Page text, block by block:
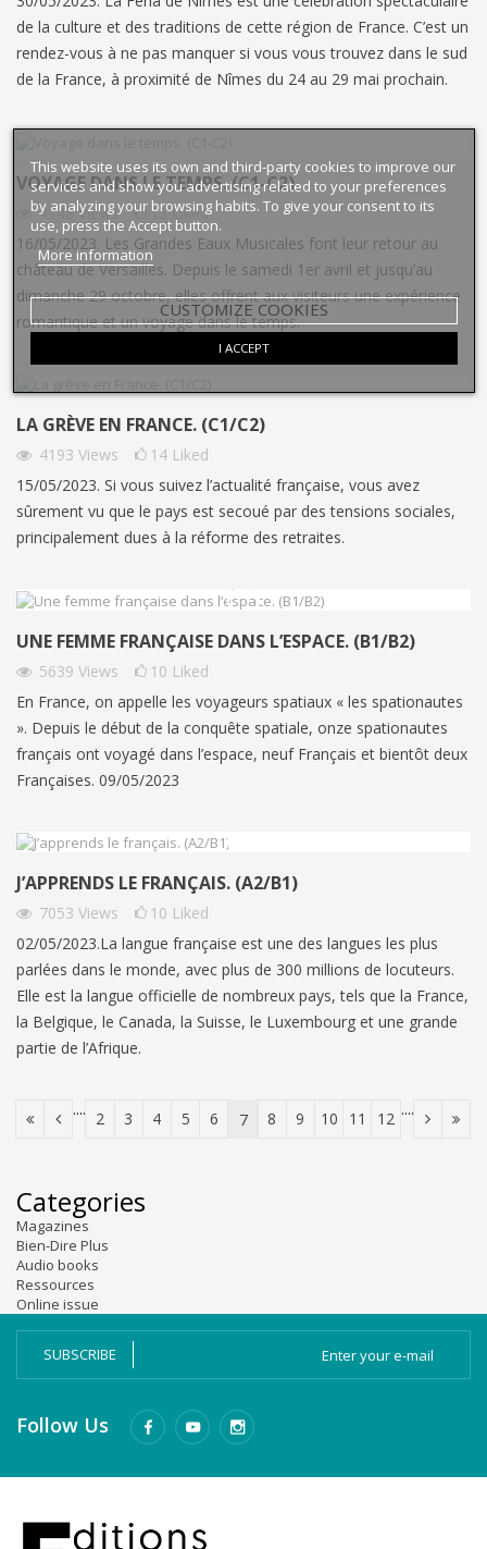
de la culture et des traditions de cette région de France. C’est un
rendez-vous à ne pas manquer si vous vous trouvez dans le sud
de la France, à proximité de Nîmes du 24 au 29 mai prochain.
VOYAGE DANS LE TEMPS. (C1-C2)
4148Views 13 Liked
16/05/2023. Les Grandes Eaux Musicales font leur retour au
château de Versailles. Depuis le samedi 1er avril et jusqu’au
dimanche 29 octobre, elles offrent aux visiteurs une expérience
romantique et un voyage dans le temps.
LA GRÈVE EN FRANCE. (C1/C2)
4193 Views 14 Liked
15/05/2023. Si vous suivez l’actualité française, vous avez
sûrement vu que le pays est secoué par des tensions sociales,
principalement dues à la réforme des retraites.
UNE FEMME FRANÇAISE DANS L’ESPACE. (B1/B2)
5639 Views 10 Liked
En France, on appelle les voyageurs spatiaux « les spationautes
». Depuis le début de la conquête spatiale, onze spationautes
français ont voyagé dans l’espace, neuf Français et bientôt deux
Françaises. 09/05/2023
J’APPRENDS LE FRANÇAIS. (A2/B1)
7053 Views 10 Liked
02/05/2023.La langue française est une des langues les plus
parlées dans le monde, avec plus de 300 millions de locuteurs.
Elle est la langue officielle de nombreux pays, tels que la France,
la Belgique, le Canada, la Suisse, le Luxembourg et une grande
partie de l’Afrique.
.... 2 3 4 5 6 7 8 9 10 11 12 ....
This website uses its own and third-party cookies to improve our
services and show you advertising related to your preferences
by analyzing your browsing habits. To give your consent to its
use, press the Accept button.
More information
CUSTOMIZE COOKIES
I ACCEPT
Categories
Magazines
Bien-Dire Plus
Audio books
Ressources
Online issue
SUBSCRIBE
Follow Us